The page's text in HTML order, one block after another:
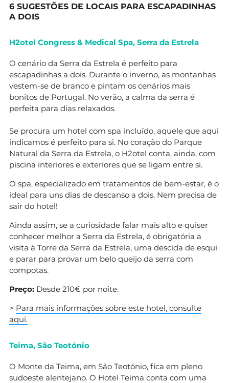
6 SUGESTÕES DE LOCAIS PARA ESCAPADINHAS
A DOIS
H2otel Congress & Medical Spa, Serra da Estrela
O cenário da Serra da Estrela é perfeito para
escapadinhas a dois. Durante o inverno, as montanhas
vestem-se de branco e pintam os cenários mais
bonitos de Portugal. No verão, a calma da serra é
perfeita para dias relaxados.
Se procura um hotel com spa incluído, aquele que aqui
indicamos é perfeito para si. No coração do Parque
Natural da Serra da Estrela, o H2otel conta, ainda, com
piscina interiores e exteriores que se ligam entre si.
O spa, especializado em tratamentos de bem-estar, é o
ideal para uns dias de descanso a dois. Nem precisa de
sair do hotel!
Ainda assim, se a curiosidade falar mais alto e quiser
conhecer melhor a Serra da Estrela, é obrigatória a
visita à Torre da Serra da Estrela, uma descida de esqui
e parar para provar um belo queijo da serra com
compotas.
Preço: Desde 210€ por noite.
> Para mais informações sobre este hotel, consulte
aqui.
Teima, São Teotónio
O Monte da Teima, em São Teotónio, fica em pleno
sudoeste alentejano. O Hotel Teima conta com uma